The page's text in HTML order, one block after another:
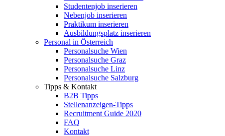
Studentenjob inserieren
Nebenjob inserieren
Praktikum inserieren
Ausbildungsplatz inserieren
Personal in Österreich
Personalsuche Wien
Personalsuche Graz
Personalsuche Linz
Personalsuche Salzburg
Tipps & Kontakt
B2B Tipps
Stellenanzeigen-Tipps
Recruitment Guide 2020
FAQ
Kontakt